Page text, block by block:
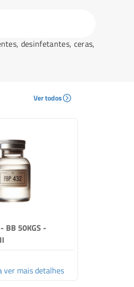
desinfetantes, ceras,
Ver todos
BB 50KGS -
ver mais detalhes